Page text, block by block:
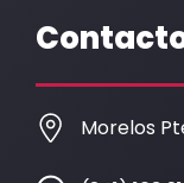
b
o
o
k
a
g
r
a
Morelos